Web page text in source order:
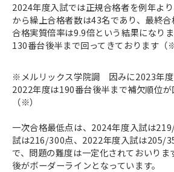
2024年度入試では正規合格者を例年よ
から繰上合格者数は43名であり、最終合
合格実質倍率は9.9倍という結果になり
130番台後半まで回ってきております（※
※メルリックス学院調 因みに2023年度
2022年度は190番台後半まで補欠順位が
（※）
一次合格最低点は、2024年度入試は
試は216/300点、2022年度入試は205/
で、問題の難度は一定化されておいり
後がボーダーラインとなっています。